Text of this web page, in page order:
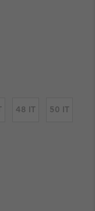
48 IT 50 IT